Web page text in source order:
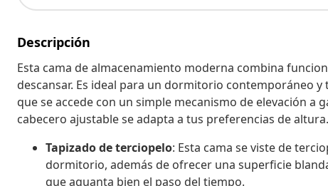
Descripción
Esta cama de almacenamiento moderna combina
descansar. Es ideal para un dormitorio contemporáneo
que se accede con un simple mecanismo de elevación a
cabecero ajustable se adapta a tus preferencias de altura.
Tapizado de terciopelo: Esta cama se viste de
dormitorio, además de ofrecer una superficie
que aguanta bien el paso del tiempo.